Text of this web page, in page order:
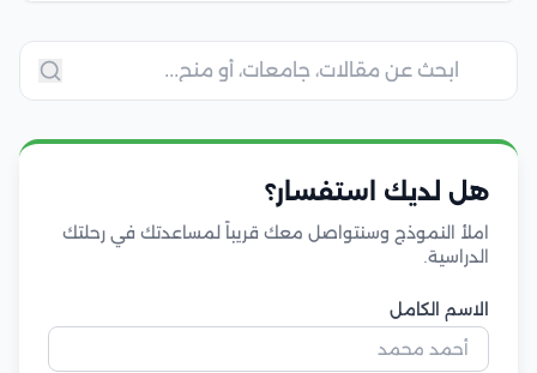
هل لديك استفسار؟
املأ النموذج وسنتواصل معك قريباً لمساعدتك في رحلتك
الدراسية.
الاسم الكامل